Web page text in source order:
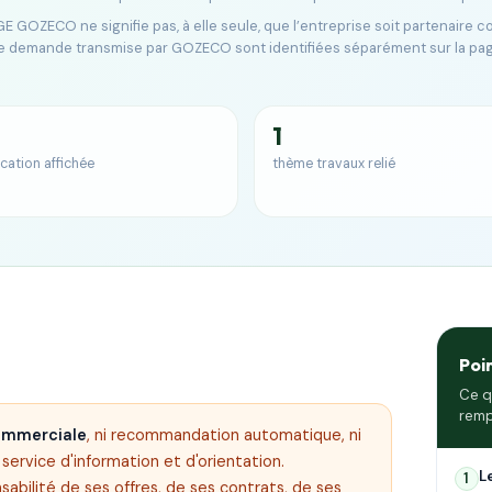
GOZECO ne signifie pas, à elle seule, que l’entreprise soit partenaire
transmise par GOZECO sont identifiées séparément sur la
affichée
1
thème travaux relié
, ni recommandation automatique, ni
d'information et d'orientation.
de ses offres, de ses contrats, de ses
Ce
1